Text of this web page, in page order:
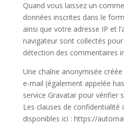
Quand vous laissez un
données inscrites dans le
ainsi que votre adresse IP et
navigateur sont collectés
détection des commentaires
Une chaîne anonymisée
e-mail (également appelée
service Gravatar pour vérifier
Les clauses de confidentialité
disponibles ici : https://